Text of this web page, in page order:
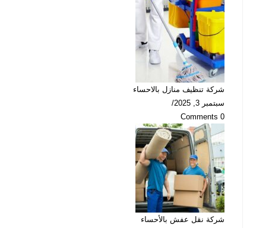
شركة تنظيف منازل بالاحساء
سبتمبر 3, 2025
/
0 Comments
شركة نقل عفش بالأحساء